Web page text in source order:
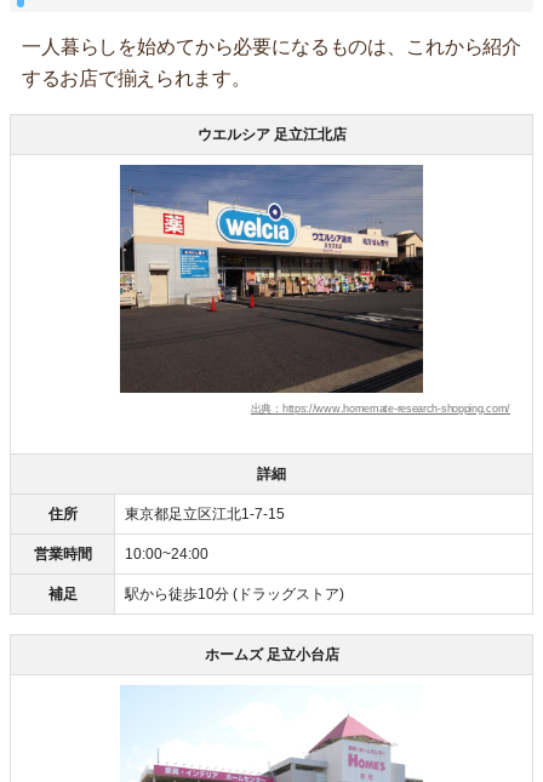
一人暮らしを始めてから必要になるものは、これから紹介
するお店で揃えられます。
ウエルシア 足立江北店
出典：https://www.homemate-research-shopping.com/
詳細
住所 東京都足立区江北1-7-15
営業時間 10:00~24:00
補足 駅から徒歩10分 (ドラッグストア)
ホームズ 足立小台店